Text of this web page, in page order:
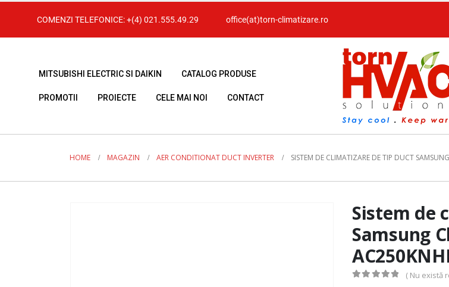
COMENZI TELEFONICE:+(4) 021.555.49.29 office(at)torn-climatizare.ro
MITSUBISHI ELECTRIC SI DAIKIN CATALOG PRODUSE
PROMOTII PROIECTE CELE MAI NOI CONTACT
HOME MAGAZIN AER CONDITIONAT DUCT INVERTER SISTEM DE CLIMATIZARE DE TIP DUCT
Sistem de
Samsung
( Nu există